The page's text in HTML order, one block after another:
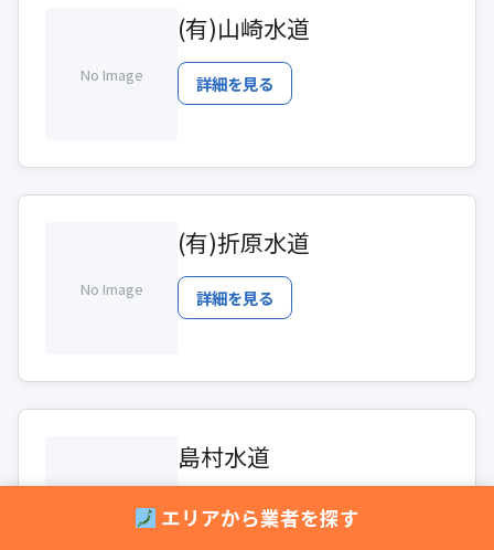
No Image
(有)山崎水道
詳細を見る
No Image
(有)折原水道
詳細を見る
島村水道
詳細を見る
エリアから業者を探す